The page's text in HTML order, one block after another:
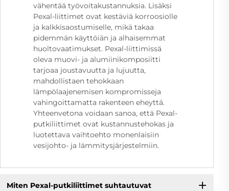
vähentää työvoitakustannuksia. Lisäksi
Pexal-liittimet ovat kestäviä korroosiolle
ja kalkkisaostumiselle, mikä takaa
pidemmän käyttöiän ja alhaisemmat
huoltovaatimukset. Pexal-liittimissä
oleva muovi- ja alumiinikomposiitti
tarjoaa joustavuutta ja lujuutta,
mahdollistaen tehokkaan
lämpölaajenemisen kompromisseja
vahingoittamatta rakenteen eheyttä.
Yhteenvetona voidaan sanoa, että Pexal-
putkiliittimet ovat kustannustehokas ja
luotettava vaihtoehto monenlaisiin
vesijohto- ja lämmitysjärjestelmiin.
Miten Pexal-putkiliittimet suhtautuvat